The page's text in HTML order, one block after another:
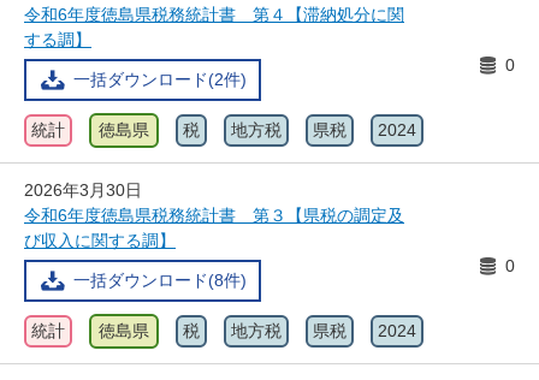
令和6年度徳島県税務統計書 第４【滞納処分に関
する調】
一括ダウンロード(2件)
0
統計 徳島県 税 地方税 県税 2024
2026年3月30日
令和6年度徳島県税務統計書 第３【県税の調定及
び収入に関する調】
一括ダウンロード(8件)
0
統計 徳島県 税 地方税 県税 2024